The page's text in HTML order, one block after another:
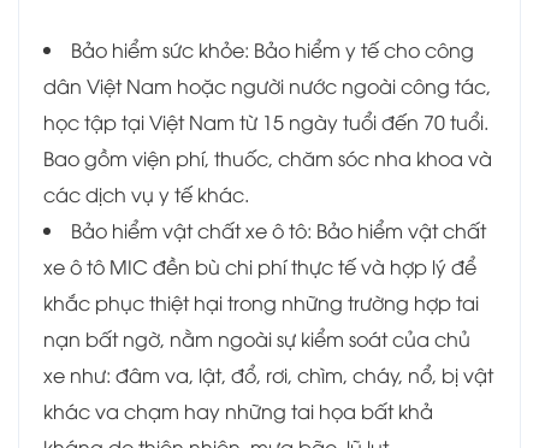
Bảo hiểm sức khỏe: Bảo hiểm y tế cho công
dân Việt Nam hoặc người nước ngoài công tác,
học tập tại Việt Nam từ 15 ngày tuổi đến 70 tuổi.
Bao gồm viện phí, thuốc, chăm sóc nha khoa và
các dịch vụ y tế khác.
Bảo hiểm vật chất xe ô tô: Bảo hiểm vật chất
xe ô tô MIC đền bù chi phí thực tế và hợp lý để
khắc phục thiệt hại trong những trường hợp tai
nạn bất ngờ, nằm ngoài sự kiểm soát của chủ
xe như: đâm va, lật, đổ, rơi, chìm, cháy, nổ, bị vật
khác va chạm hay những tai họa bất khả